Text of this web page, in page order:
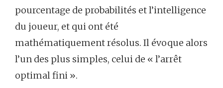
pourcentage de probabilités et l’intelligence
du joueur, et qui ont été
mathématiquement résolus. Il évoque alors
l’un des plus simples, celui de « l’arrêt
optimal fini ».